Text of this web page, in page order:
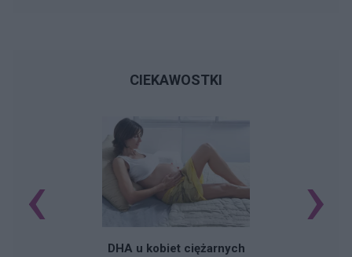
CIEKAWOSTKI
DHA u kobiet ciężarnych
‹ ›